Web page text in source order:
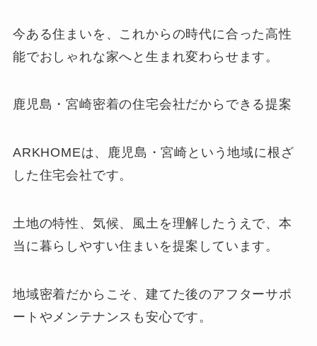
今ある住まいを、これからの時代に合った高性
能でおしゃれな家へと生まれ変わらせます。
鹿児島・宮崎密着の住宅会社だからできる提案
ARKHOMEは、鹿児島・宮崎という地域に根ざ
した住宅会社です。
土地の特性、気候、風土を理解したうえで、本
当に暮らしやすい住まいを提案しています。
地域密着だからこそ、建てた後のアフターサポ
ートやメンテナンスも安心です。